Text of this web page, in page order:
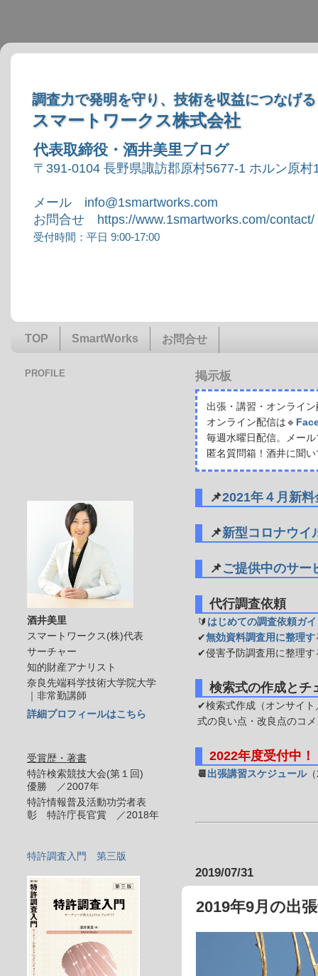
調査力で発明を守り、技術を収益につなげる
スマートワークス株式会社
代表取締役・酒井美里ブログ
〒391-0104 長野県諏訪郡原村5677-1 ホルン原村
メール info@1smartworks.com
お問合せ https://www.1smartworks.com/contact/
受付時間：平日 9:00-17:00
TOP SmartWorks お問合せ
掲示板
出張・講習・オンライ
オンライン配信は🔹
毎週水曜日配信。メー
匿名質問箱！酒井に聞
📌2021年４月新
📌新型コロナウイ
📌ご提供中のサー
代行調査依頼
🔰 はじめての調査依頼ガ
✔無効資料調査用に整理
✔侵害予防調査用に整理す
検索式の作成とチ
✔検索式作成（オンサイト
式の良い点・改良点のコ
2022年度受付中！
📆 出張講習スケジュール
2019/07/31
2019年9月の出
PROFILE
酒井美里
スマートワークス(株)代表
サーチャー
知的財産アナリスト
奈良先端科学技術大学院大学
｜非常勤講師
詳細プロフィールはこちら
受賞歴・著書
特許検索競技大会(第１回)
優勝 ／2007年
特許情報普及活動功労者表
彰 特許庁長官賞 ／2018年
特許調査入門 第三版